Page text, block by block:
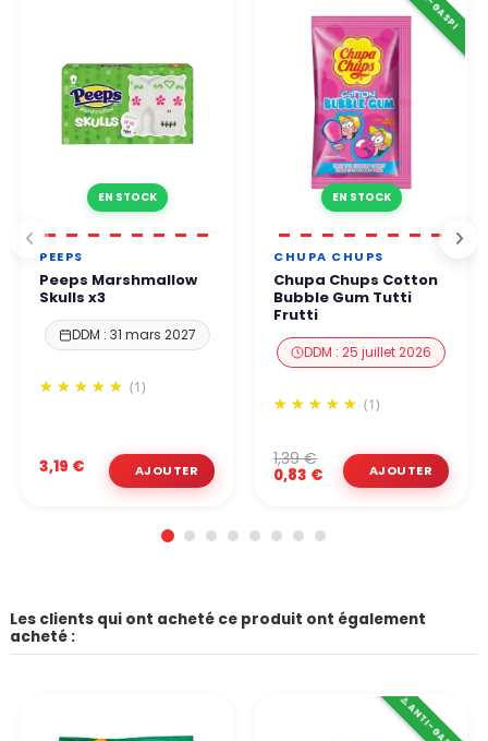
Vous pouvez commander en toute confiance.
EN STOCK
PEEPS
Peeps Marshmallow
Skulls x3
DDM : 31 mars 2027
(1)
3,19 €
EN STOCK
CHUPA CHUPS
Chupa Chups Cotton
Bubble Gum Tutti
Frutti
DDM : 25 juillet 2026
(1)
0,83 €
1,39 €
Les clients qui ont acheté ce produit ont également
acheté :
⚠️ ANTI-GASPI